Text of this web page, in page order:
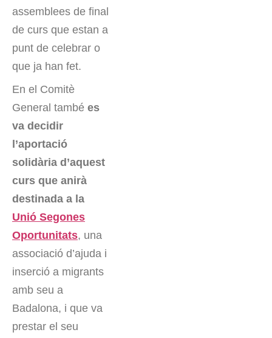
assemblees de final
de curs que estan a
punt de celebrar o
que ja han fet.
En el Comitè
General també es
va decidir
l’aportació
solidària d’aquest
curs que anirà
destinada a la
Unió Segones
Oportunitats, una
associació d’ajuda i
inserció a migrants
amb seu a
Badalona, i que va
prestar el seu